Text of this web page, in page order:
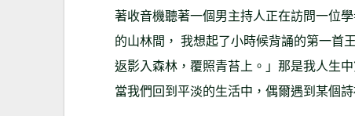
著收音機聽著一個男主持人正在訪問一位
的山林間， 我想起了小時候背誦的第一首
返影入森林，覆照青苔上。」那是我人生
當我們回到平淡的生活中，偶爾遇到某個